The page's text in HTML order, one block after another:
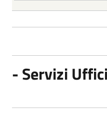
- Servizi